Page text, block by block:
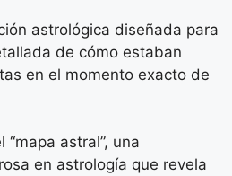
astrológica diseñada para
de cómo estaban
en el momento exacto de
astral”, una
en astrología que revela